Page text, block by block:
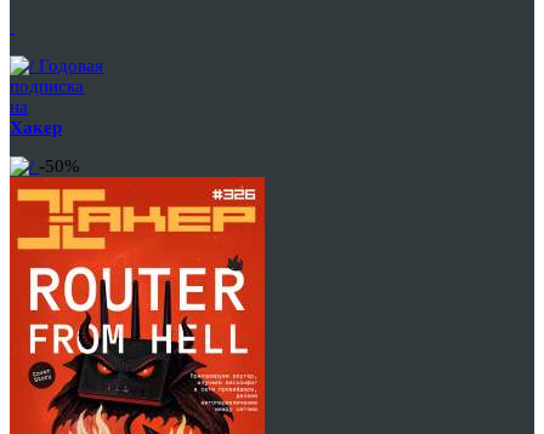
Годовая
подписка
на
Хакер
-50%